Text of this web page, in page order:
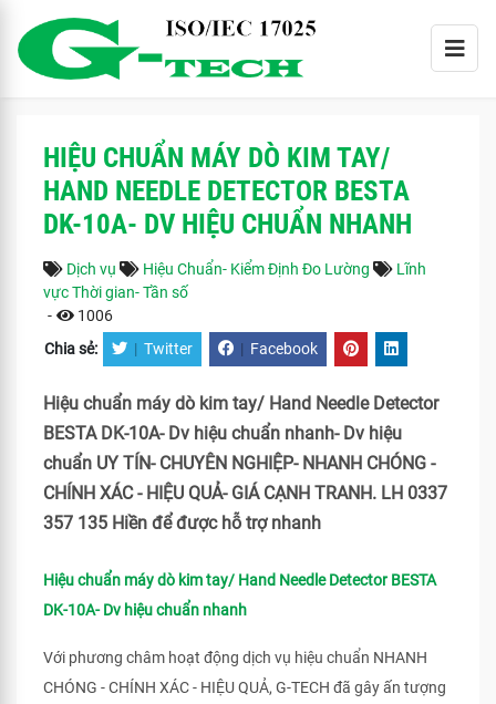
HIỆU CHUẨN MÁY DÒ KIM TAY/
HAND NEEDLE DETECTOR BESTA
DK-10A- DV HIỆU CHUẨN NHANH
Dịch vụ Hiệu Chuẩn- Kiểm Định Đo Lường
Lĩnh
vực Thời gian- Tần số
-
1006
Chia sẻ: | Twitter | Facebook
Hiệu chuẩn máy dò kim tay/ Hand Needle Detector
BESTA DK-10A- Dv hiệu chuẩn nhanh- Dv hiệu
chuẩn UY TÍN- CHUYÊN NGHIỆP- NHANH CHÓNG -
CHÍNH XÁC - HIỆU QUẢ- GIÁ CẠNH TRANH. LH 0337
357 135 Hiền để được hỗ trợ nhanh
Hiệu chuẩn máy dò kim tay/ Hand Needle Detector BESTA
DK-10A- Dv hiệu chuẩn nhanh
Với phương châm hoạt động dịch vụ hiệu chuẩn NHANH
CHÓNG - CHÍNH XÁC - HIỆU QUẢ, G-TECH đã gây ấn tượng